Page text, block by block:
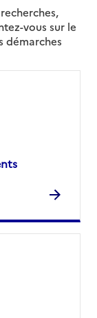
vous sur le
démarches